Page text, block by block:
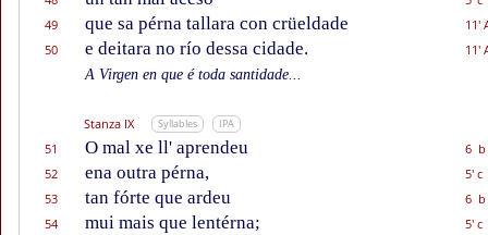
49
que sa pérna tallara con crüeldade
11'
50
e deitara no río dessa cidade.
11'
A Virgen en que é toda santidade...
Stanza IX Syllables IPA
51 O mal xe ll' aprendeu
6 b
52
ena outra pérna,
5' c
53
tan fórte que ardeu
6 b
54
mui mais que lentérna;
5' c